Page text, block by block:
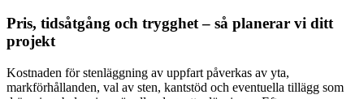
Pris, tidsåtgång och trygghet – så planerar vi ditt
projekt
Kostnaden för stenläggning av uppfart påverkas av yta,
markförhållanden, val av sten, kantstöd och eventuella tillägg som